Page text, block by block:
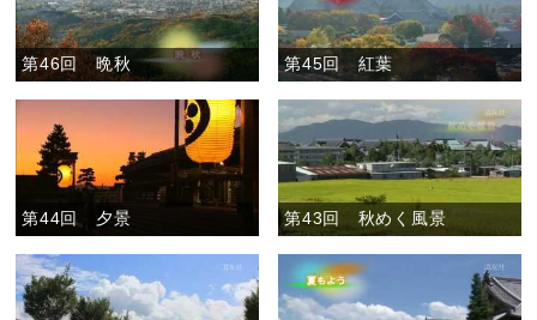
第46回 晩秋 第45回 紅葉
第44回 夕景 第43回 秋めく風景